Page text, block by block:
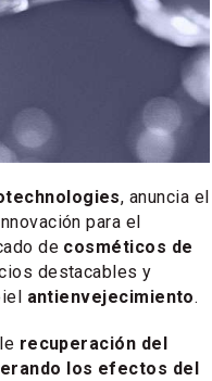
, anuncia el
para el
de cosméticos de
destacables y
antienvejecimiento.
recuperación del
los efectos del